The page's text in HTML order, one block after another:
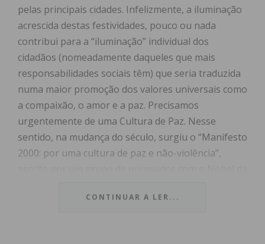
pelas principais cidades. Infelizmente, a iluminação
acrescida destas festividades, pouco ou nada
contribui para a “iluminação” individual dos
cidadãos (nomeadamente daqueles que mais
responsabilidades sociais têm) que seria traduzida
numa maior promoção dos valores universais como
a compaixão, o amor e a paz. Precisamos
urgentemente de uma Cultura de Paz. Nesse
sentido, na mudança do século, surgiu o “Manifesto
2000: por uma cultura de paz e não-violência”,
responsabilidade que se inicia a nível pessoal.
CONTINUAR A LER...